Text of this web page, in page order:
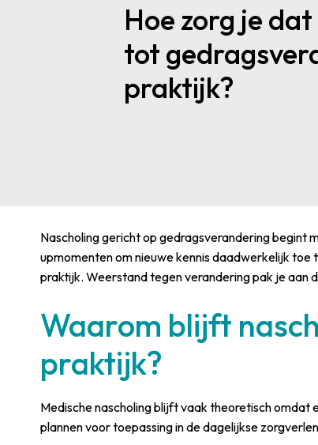
Hoe zorg je
tot
praktijk?
Nascholing gericht op gedragsverandering begint
upmomenten om nieuwe kennis daadwerkelijk toe
praktijk. Weerstand tegen verandering pak je aan
Waarom blijft
praktijk?
Medische nascholing blijft vaak theoretisch
plannen voor toepassing in de dagelijkse